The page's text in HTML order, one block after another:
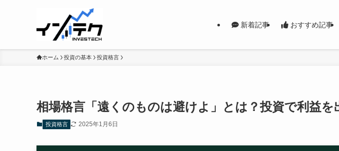
新着記事 おすすめ記事
ホーム 投資の基本 投資格言
相場格言「遠くのものは避けよ」とは？投資で利益を
投資格言 2025年1月6日